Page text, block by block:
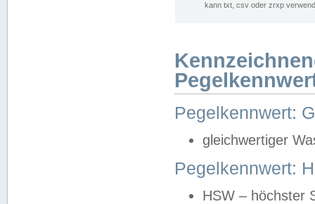
kann txt, csv oder zrxp
Pegelkennwert:
gleichwertiger
Pegelkennwert:
HSW – höchster